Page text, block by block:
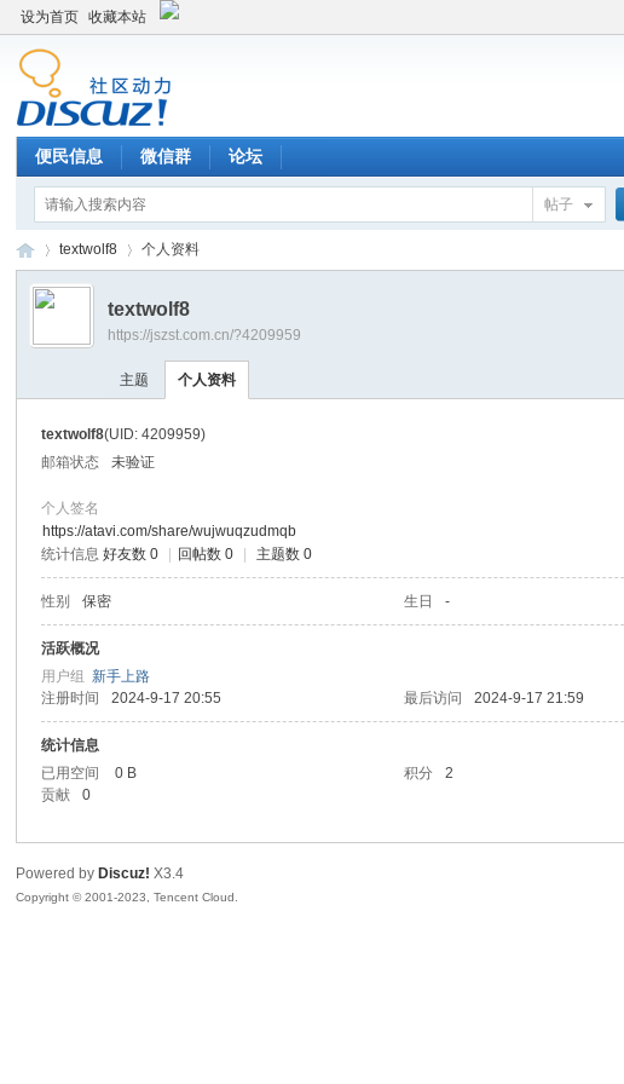
设为首页 收藏本站
便民信息 微信群 论坛
帖子
›
textwolf8 个人资料
textwolf8
https://jszst.com.cn/?4209959
主题 个人资料
textwolf8(UID: 4209959)
邮箱状态
未验证
个人签名
https://atavi.com/share/wujwuqzudmqb
统计信息 好友数 0 回帖数 0 主题数 0
性别 保密 生日 -
活跃概况
用户组新手上路
注册时间
2024-9-17 20:55 最后访问 2024-9-17 21:59
统计信息
已用空间
0 B 积分 2
贡献
0
Powered by Discuz! X3.4
Copyright © 2001-2023, Tencent Cloud.